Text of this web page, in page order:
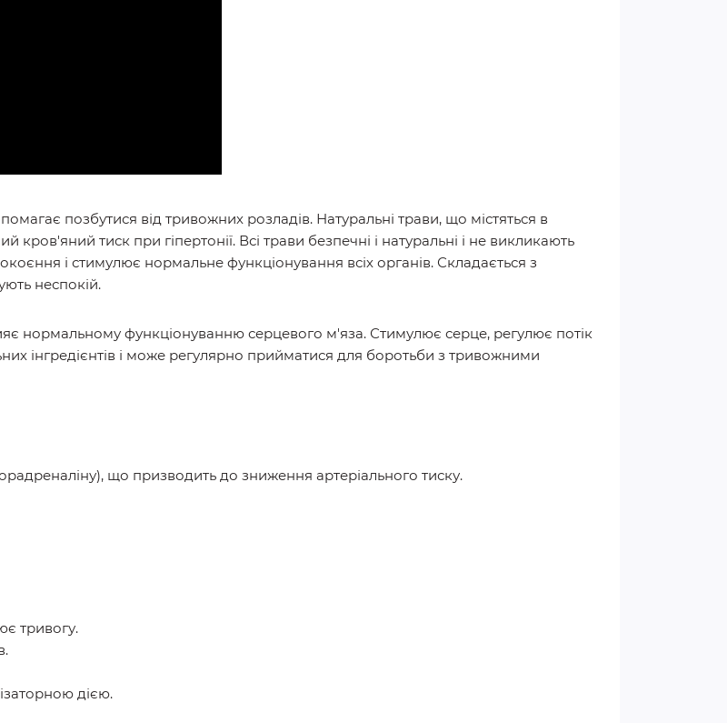
позбутися від тривожних розладів. Натуральні трави, що містяться в
тиск при гіпертонії. Всі трави безпечні і натуральні і не викликають
і стимулює нормальне функціонування всіх органів. Складається з
неспокій.
нормальному функціонуванню серцевого м'яза. Стимулює серце, регулює потік
інгредієнтів і може регулярно прийматися для боротьби з тривожними
що призводить до зниження артеріального тиску.
тривогу.
дією.